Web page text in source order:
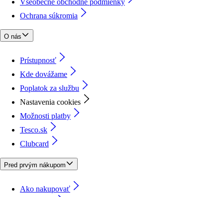
Ochrana súkromia
O nás
Prístupnosť
Kde dovážame
Poplatok za službu
Nastavenia cookies
Možnosti platby
Tesco.sk
Clubcard
Pred prvým nákupom
Ako nakupovať